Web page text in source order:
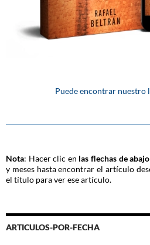
Puede encontrar nuestro
Nota: Hacer clic en las flechas de abajo
y meses hasta encontrar el artículo
el título para ver ese artículo.
ARTICULOS-POR-FECHA